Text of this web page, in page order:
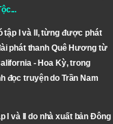
...
tập I và II, từng được phát
phát thanh Quê Hương từ
- Hoa Kỳ, trong
đọc truyện do Trần Nam
I và II do nhà xuất bản Đông